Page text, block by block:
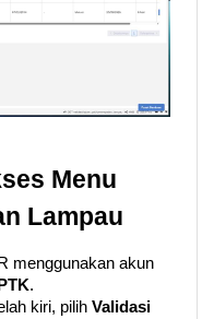
Menu
Lampau
Login ke aplikasi SISTER menggunakan akun
.
kiri, pilih Validasi